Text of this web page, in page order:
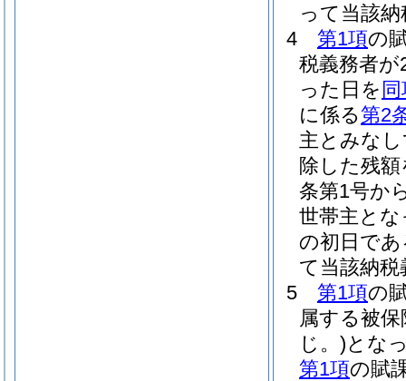
って当該
4
第1項の
税義務者
った日を
に係る第2
主とみな
除した残
条第1号か
世帯主と
の初日で
て当該納
5
第1項の
属する被保
じ。)とな
第1項の賦